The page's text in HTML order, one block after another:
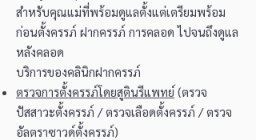
สำหรับคุณแม่ที่พร้อมดูแลตั้งแต่เตรียมพร้อม
ก่อนตั้งครรภ์ ฝากครรภ์ การคลอด ไปจนถึงดูแล
หลังคลอด
บริการของคลินิกฝากครรภ์
ตรวจการตั้งครรภ์โดยสูตินรีแพทย์ (ตรวจ
ปัสสาวะตั้งครรภ์ / ตรวจเลือดตั้งครรภ์ / ตรวจ
อัลตราซาวด์ตั้งครรภ์)